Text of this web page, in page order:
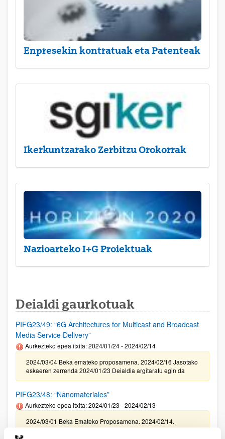
Enpresekin kontratuak eta Patenteak
Ikerkuntzarako Zerbitzu Orokorrak
Nazioarteko I+G Proiektuak
Deialdi gaurkotuak
PIFG23/49: “6G Architectures for Multicast and Broadcast
Media Service Delivery”
Aurkezteko epea itxita: 2024/01/24 - 2024/02/14
2024/03/04 Beka emateko proposamena. 2024/02/16 Jasotako
eskaeren zerrenda 2024/01/23 Deialdia argitaratu egin da
PIFG23/48: “Nanomateriales”
Aurkezteko epea itxita: 2024/01/23 - 2024/02/13
2024/03/01 Beka Emateko Proposamena. 2024/02/14.
Balorazio fasera pasako diren jasotako eskaeren zerrenda .